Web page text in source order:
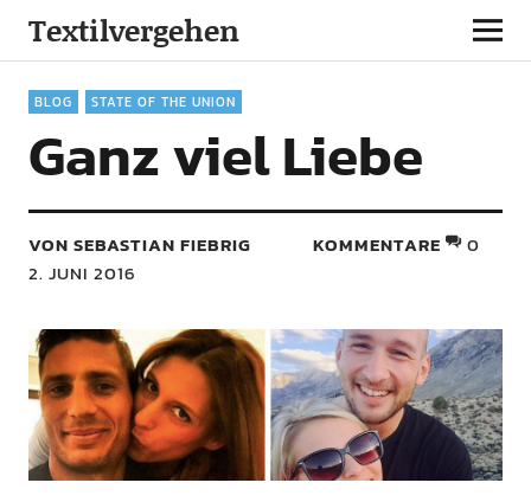
Textilvergehen
BLOG STATE OF THE UNION
Ganz viel Liebe
VON SEBASTIAN FIEBRIG
2. JUNI 2016
KOMMENTARE 0